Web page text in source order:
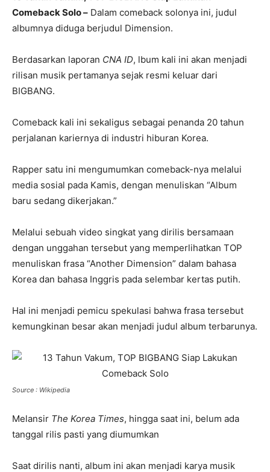
Comeback Solo – Dalam comeback solonya ini, judul
albumnya diduga berjudul Dimension.
Berdasarkan laporan CNA ID, lbum kali ini akan menjadi
rilisan musik pertamanya sejak resmi keluar dari
BIGBANG.
Comeback kali ini sekaligus sebagai penanda 20 tahun
perjalanan kariernya di industri hiburan Korea.
Rapper satu ini mengumumkan comeback-nya melalui
media sosial pada Kamis, dengan menuliskan “Album
baru sedang dikerjakan.”
Melalui sebuah video singkat yang dirilis bersamaan
dengan unggahan tersebut yang memperlihatkan TOP
menuliskan frasa “Another Dimension” dalam bahasa
Korea dan bahasa Inggris pada selembar kertas putih.
Hal ini menjadi pemicu spekulasi bahwa frasa tersebut
kemungkinan besar akan menjadi judul album terbarunya.
Source : Wikipedia
Melansir The Korea Times, hingga saat ini, belum ada
tanggal rilis pasti yang diumumkan
Saat dirilis nanti, album ini akan menjadi karya musik